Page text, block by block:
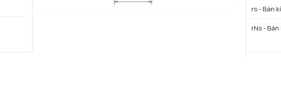
rs - Bán
rNs -